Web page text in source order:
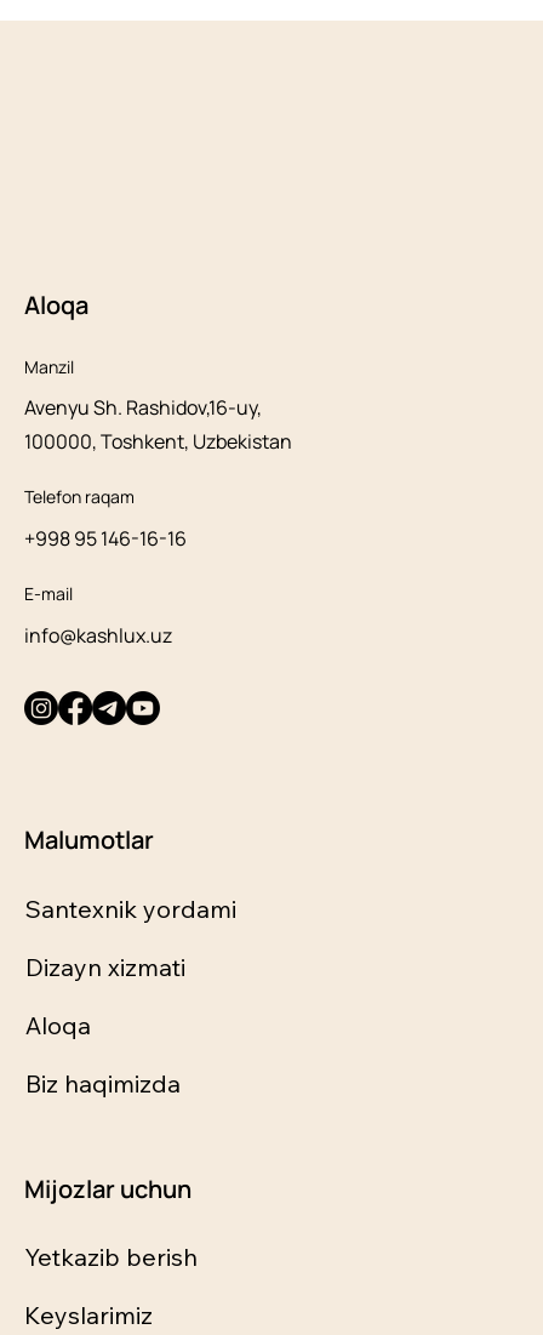
Aloqa
Manzil
Avenyu Sh. Rashidov,16-uy,
100000, Toshkent, Uzbekistan
Telefon raqam
+998 95 146-16-16
E-mail
info@kashlux.uz
Malumotlar
Santexnik yordami
Dizayn xizmati
Aloqa
Biz haqimizda
Mijozlar uchun
Yetkazib berish
Keyslarimiz